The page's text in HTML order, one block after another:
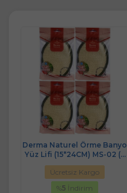
Derma Naturel Örme Banyo
Yüz Lifi (15*24CM) MS-02 (4
Lü Set)
Ücretsiz Kargo
%5 İndirim